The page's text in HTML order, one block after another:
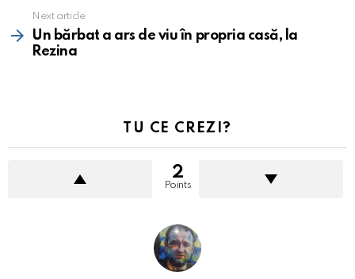
Next article
Un bărbat a ars de viu în propria casă, la
Rezina
TU CE CREZI?
2
Points